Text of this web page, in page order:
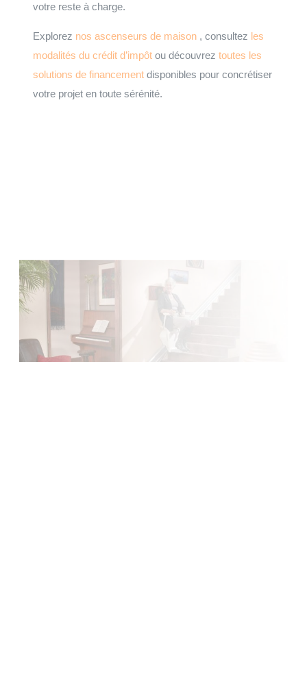
votre reste à charge.
Explorez nos ascenseurs de maison , consultez les
modalités du crédit d’impôt ou découvrez toutes les
solutions de financement disponibles pour concrétiser
votre projet en toute sérénité.